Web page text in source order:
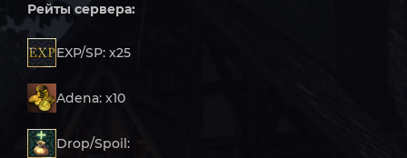
Рейты сервера:
EXP/SP: x25
Adena: x10
Drop/Spoil: